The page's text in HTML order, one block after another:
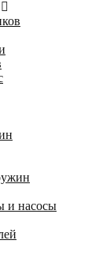
и насосы